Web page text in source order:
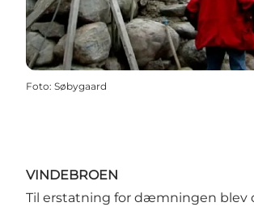
Foto: Søbygaard
VINDEBROEN
Til erstatning for dæmningen blev